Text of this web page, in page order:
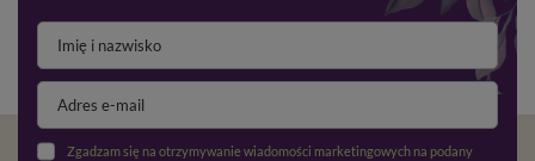
Zgadzam się na otrzymywanie wiadomości marketingowych na podany adres e-mail oraz przetwarzanie danych osobowych zgodnie z